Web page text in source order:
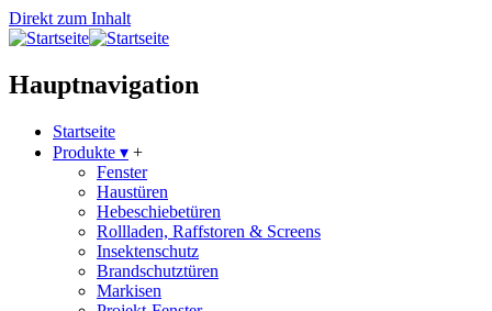
Direkt zum Inhalt
Hauptnavigation
Startseite
Produkte ▾ +
Fenster
Haustüren
Hebeschiebetüren
Rollladen, Raffstoren & Screens
Insektenschutz
Brandschutztüren
Markisen